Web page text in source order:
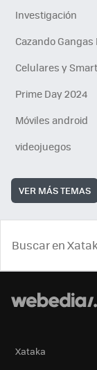
Investigación
Cazando Gangas
Celulares y
Prime Day 2024
Móviles android
videojuegos
VER MÁS TEMAS
Xataka